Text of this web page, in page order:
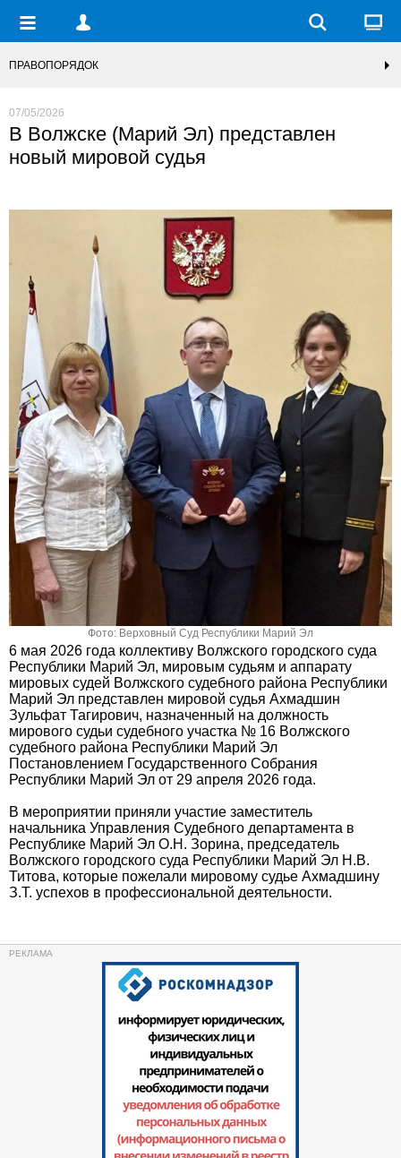
ПРАВОПОРЯДОК
07/05/2026
В Волжске (Марий Эл) представлен
новый мировой судья
Фото: Верховный Суд Республики Марий Эл
6 мая 2026 года коллективу Волжского городского суда
Республики Марий Эл, мировым судьям и аппарату
мировых судей Волжского судебного района Республики
Марий Эл представлен мировой судья Ахмадшин
Зульфат Тагирович, назначенный на должность
мирового судьи судебного участка № 16 Волжского
судебного района Республики Марий Эл
Постановлением Государственного Собрания
Республики Марий Эл от 29 апреля 2026 года.
В мероприятии приняли участие заместитель
начальника Управления Судебного департамента в
Республике Марий Эл О.Н. Зорина, председатель
Волжского городского суда Республики Марий Эл Н.В.
Титова, которые пожелали мировому судье Ахмадшину
З.Т. успехов в профессиональной деятельности.